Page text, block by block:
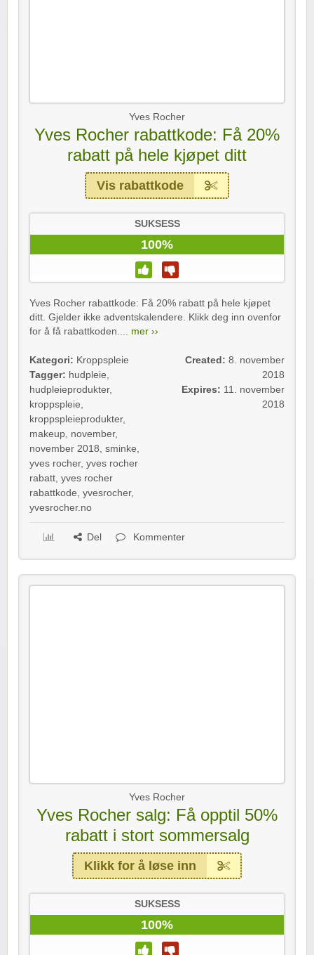
Yves Rocher
Yves Rocher rabattkode: Få 20%
rabatt på hele kjøpet ditt
Vis rabattkode
SUKSESS
100%
Yves Rocher rabattkode: Få 20% rabatt på hele kjøpet
ditt. Gjelder ikke adventskalendere. Klikk deg inn ovenfor
for å få rabattkoden.... mer ››
Kategori: Kroppspleie
Tagger: hudpleie,
hudpleieprodukter,
kroppspleie,
kroppspleieprodukter,
makeup, november,
november 2018, sminke,
yves rocher, yves rocher
rabatt, yves rocher
rabattkode, yvesrocher,
yvesrocher.no
Created: 8. november
2018
Expires: 11. november
2018
Del Kommenter
Yves Rocher
Yves Rocher salg: Få opptil 50%
rabatt i stort sommersalg
Klikk for å løse inn
SUKSESS
100%